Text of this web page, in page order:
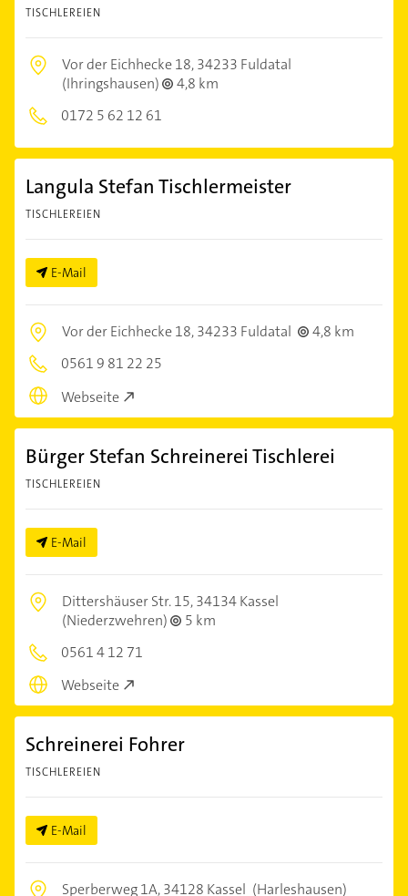
TISCHLEREIEN
Vor der Eichhecke 18,34233 Fuldatal
(Ihringshausen)
4,8 km
0172 5 62 12 61
Langula Stefan Tischlermeister
TISCHLEREIEN
E-Mail
Vor der Eichhecke 18,34233 Fuldatal
4,8 km
0561 9 81 22 25
Webseite
Bürger Stefan Schreinerei Tischlerei
TISCHLEREIEN
E-Mail
Dittershäuser Str. 15,34134 Kassel
(Niederzwehren)
5 km
0561 4 12 71
Webseite
Schreinerei Fohrer
TISCHLEREIEN
E-Mail
Sperberweg 1A,34128 Kassel (Harleshausen)